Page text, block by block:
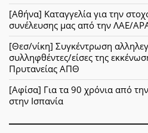
[Αθήνα] Καταγγελία για την
συνέλευσης μας από την ΛΑΕ/
[Θεσ/νίκη] Συγκέντρωση
συλληφθέντες/είσες της
Πρυτανείας ΑΠΘ
[Αφίσα] Για τα 90 χρόνια από
στην Ισπανία